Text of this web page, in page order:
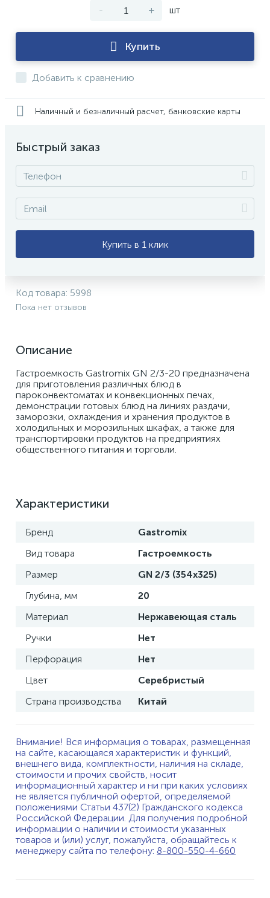
- + шт
Купить
Добавить к сравнению
Наличный и безналичный расчет, банковские карты
Быстрый заказ
Купить в 1 клик
Код товара: 5998
Пока нет отзывов
Описание
Гастроемкость Gastromix GN 2/3-20 предназначена
для приготовления различных блюд в
пароконвектоматах и конвекционных печах,
демонстрации готовых блюд на линиях раздачи,
заморозки, охлаждения и хранения продуктов в
холодильных и морозильных шкафах, а также для
транспортировки продуктов на предприятиях
общественного питания и торговли.
Характеристики
Бренд
Gastromix
Вид товара
Гастроемкость
Размер
GN 2/3 (354x325)
Глубина, мм
20
Материал
Нержавеющая сталь
Ручки
Нет
Перфорация
Нет
Цвет
Серебристый
Страна производства
Китай
Внимание! Вся информация о товарах, размещенная
на сайте, касающаяся характеристик и функций,
внешнего вида, комплектности, наличия на складе,
стоимости и прочих свойств, носит
информационный характер и ни при каких условиях
не является публичной офертой, определяемой
положениями Статьи 437(2) Гражданского кодекса
Российской Федерации. Для получения подробной
информации о наличии и стоимости указанных
товаров и (или) услуг, пожалуйста, обращайтесь к
менеджеру сайта по телефону: 8-800-550-4-660